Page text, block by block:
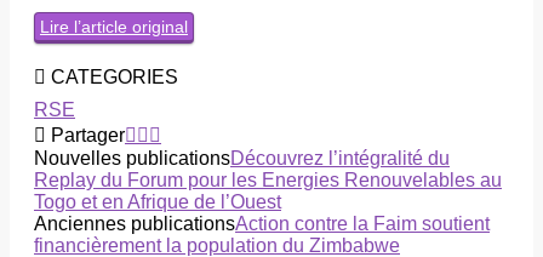
Lire l’article original
CATEGORIES
RSE
Partager
Nouvelles publicationsDécouvrez l’intégralité du
Replay du Forum pour les Energies Renouvelables au
Togo et en Afrique de l’Ouest
Anciennes publicationsAction contre la Faim soutient
financièrement la population du Zimbabwe